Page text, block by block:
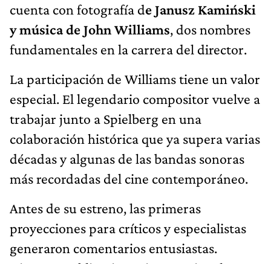
cuenta con fotografía de Janusz Kamiński
y música de John Williams, dos nombres
fundamentales en la carrera del director.
La participación de Williams tiene un valor
especial. El legendario compositor vuelve a
trabajar junto a Spielberg en una
colaboración histórica que ya supera varias
décadas y algunas de las bandas sonoras
más recordadas del cine contemporáneo.
Antes de su estreno, las primeras
proyecciones para críticos y especialistas
generaron comentarios entusiastas.